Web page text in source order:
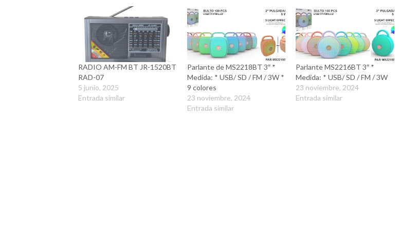
RADIO AM-FM BT JR-1520BT
RAD-07
5 junio, 2025
Entrada similar
Parlante de MS2218BT 3″ *
Medida: * USB/ SD / FM / 3W *
9 colores
23 noviembre, 2024
Entrada similar
Parlante MS2216BT 3″ *
Medida: * USB/ SD / FM / 3W
23 noviembre, 2024
Entrada similar